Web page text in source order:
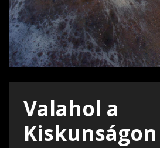
Valahol a
Kiskunságon